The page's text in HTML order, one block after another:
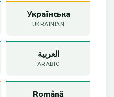
Українська
UKRAINIAN
العربية
ARABIC
Română